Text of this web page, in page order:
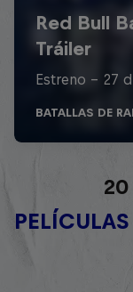
Red Bull
20